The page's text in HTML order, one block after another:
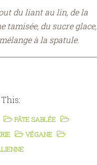
du liant au lin, de la
tamisée, du sucre glace,
à la spatule.
PÂTE SABLÉE
VÉGANE